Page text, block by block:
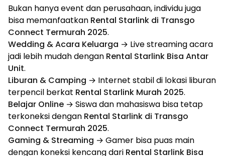
Bukan hanya event dan perusahaan, individu juga
bisa memanfaatkan Rental Starlink di Transgo
Connect Termurah 2025.
Wedding & Acara Keluarga → Live streaming acara
jadi lebih mudah dengan Rental Starlink Bisa Antar
Unit.
Liburan & Camping → Internet stabil di lokasi liburan
terpencil berkat Rental Starlink Murah 2025.
Belajar Online → Siswa dan mahasiswa bisa tetap
terkoneksi dengan Rental Starlink di Transgo
Connect Termurah 2025.
Gaming & Streaming → Gamer bisa puas main
dengan koneksi kencang dari Rental Starlink Bisa